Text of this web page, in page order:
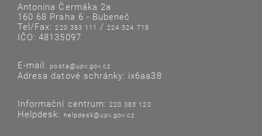
Antonína Čermáka 2a
160 68 Praha 6 - Bubeneč
Tel/Fax:220 383 111 /224 324 718
IČO: 48135097
E-mail: posta@upv.gov.cz
Adresa datové schránky: ix6aa38
Informační centrum: 220 383 120
Helpdesk: helpdesk@upv.gov.cz